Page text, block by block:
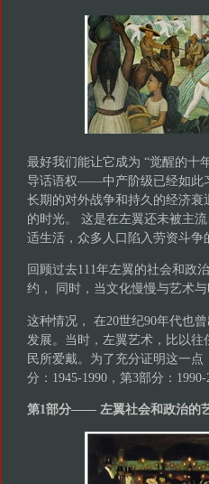
最好我们能让它成为 “觉醒的
导话语权——中产阶级已经如此
长期的对外战争和持久的经济
的时光。 这是在左翼还未被主
适生活，众多人口陷入劳资斗
回顾过去111年左翼的社会和政
约， 同时，当文化慢慢与艺术
这种情况， 在20世纪90年代也
发展。当时，左翼艺术，比以
民所爱戴。为了充分证明这一点
分：1945-1990，第3部分：1990-
第1部分—— 左翼社会和政治的